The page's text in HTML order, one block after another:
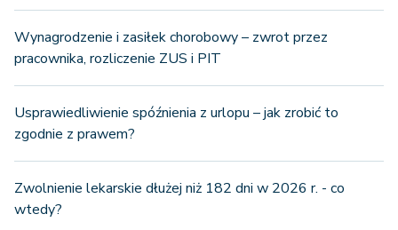
Wynagrodzenie i zasiłek chorobowy – zwrot przez
pracownika, rozliczenie ZUS i PIT
Usprawiedliwienie spóźnienia z urlopu – jak zrobić to
zgodnie z prawem?
Zwolnienie lekarskie dłużej niż 182 dni w 2026 r. - co
wtedy?